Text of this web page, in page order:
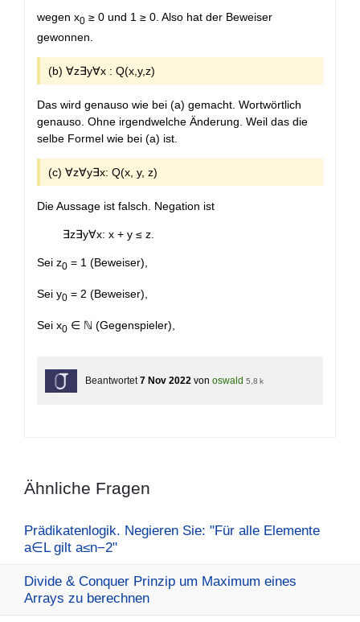
wegen x0 ≥ 0 und 1 ≥ 0. Also hat der Beweiser
gewonnen.
(b) ∀z∃y∀x : Q(x,y,z)
Das wird genauso wie bei (a) gemacht. Wortwörtlich
genauso. Ohne irgendwelche Änderung. Weil das die
selbe Formel wie bei (a) ist.
(c) ∀z∀y∃x: Q(x, y, z)
Die Aussage ist falsch. Negation ist
∃z∃y∀x: x + y ≤ z.
Sei z0 = 1 (Beweiser),
Sei y0 = 2 (Beweiser),
Sei x0 ∈ ℕ (Gegenspieler),
Beantwortet 7 Nov 2022 von oswald 5,8 k
Ähnliche Fragen
Prädikatenlogik. Negieren Sie: "Für alle Elemente
a∈L gilt a≤n−2"
Divide & Conquer Prinzip um Maximum eines
Arrays zu berechnen